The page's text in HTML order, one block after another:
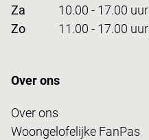
Za
10.00 - 17.00 uur
Zo
11.00 - 17.00 uur
Over ons
Over ons
Woongelofelijke FanPas